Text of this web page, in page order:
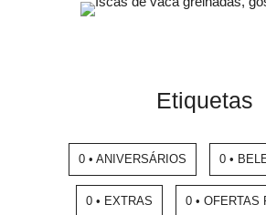
Etiquetas
0 • ANIVERSÁRIOS 0 •
0 • EXTRAS 0 • OFERTAS